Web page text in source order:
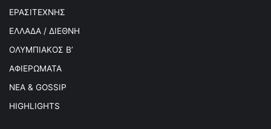
ΕΡΑΣΙΤΕΧΝΗΣ
ΕΛΛΑΔΑ / ΔΙΕΘΝΗ
ΟΛΥΜΠΙΑΚΟΣ Β’
ΑΦΙΕΡΩΜΑΤΑ
ΝΕΑ & GOSSIP
HIGHLIGHTS